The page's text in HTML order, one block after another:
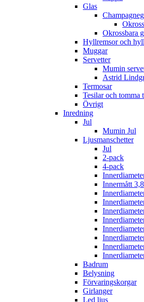
Glas
Okrossbara
Hyllremsor och
Muggar
Servetter
Mumin
Astrid
Termosar
Tesilar och tomma
Övrigt
Inredning
Jul
Mumin Jul
Ljusmanschetter
Jul
2-pack
4-pack
Innermått 3,8
Badrum
Belysning
Förvaringskorgar
Girlanger
Led ljus